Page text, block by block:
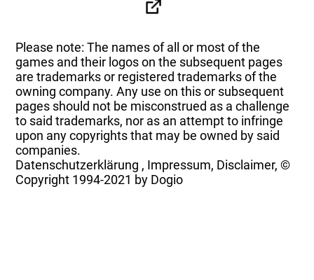
Please note: The names of all or most of the
games and their logos on the subsequent pages
are trademarks or registered trademarks of the
owning company. Any use on this or subsequent
pages should not be misconstrued as a challenge
to said trademarks, nor as an attempt to infringe
upon any copyrights that may be owned by said
companies.
Datenschutzerklärung , Impressum, Disclaimer, ©
Copyright 1994-2021 by Dogio